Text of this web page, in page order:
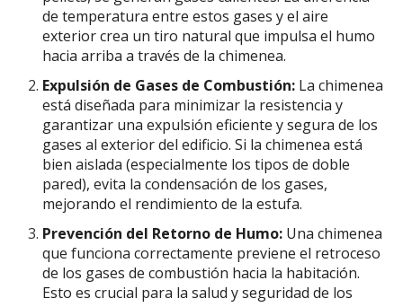
de temperatura entre estos gases y el aire
exterior crea un tiro natural que impulsa el humo
hacia arriba a través de la chimenea.
Expulsión de Gases de Combustión: La chimenea
está diseñada para minimizar la resistencia y
garantizar una expulsión eficiente y segura de los
gases al exterior del edificio. Si la chimenea está
bien aislada (especialmente los tipos de doble
pared), evita la condensación de los gases,
mejorando el rendimiento de la estufa.
Prevención del Retorno de Humo: Una chimenea
que funciona correctamente previene el retroceso
de los gases de combustión hacia la habitación.
Esto es crucial para la salud y seguridad de los